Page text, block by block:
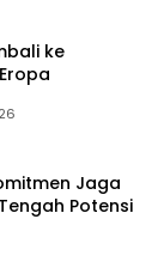
ke
Jaga
Potensi